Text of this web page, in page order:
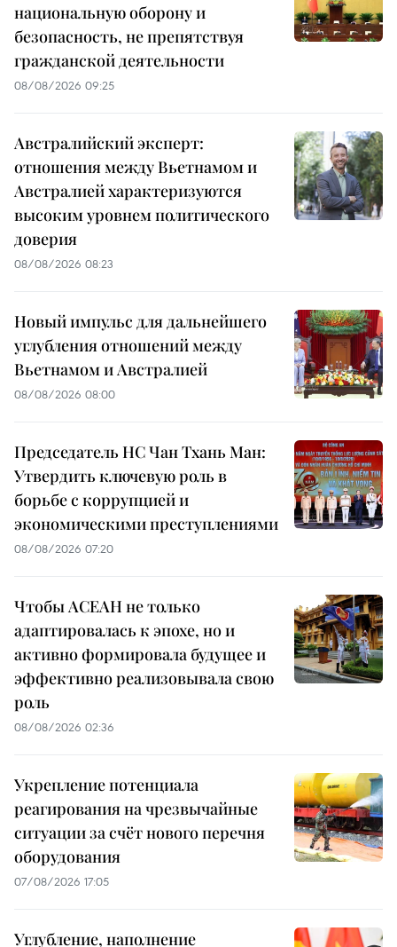
национальную оборону и
безопасность, не препятствуя
гражданской деятельности
08/08/2026 09:25
Австралийский эксперт:
отношения между Вьетнамом и
Австралией характеризуются
высоким уровнем политического
доверия
08/08/2026 08:23
Новый импульс для дальнейшего
углубления отношений между
Вьетнамом и Австралией
08/08/2026 08:00
Председатель НС Чан Тхань Ман:
Утвердить ключевую роль в
борьбе с коррупцией и
экономическими преступлениями
08/08/2026 07:20
Чтобы АСЕАН не только
адаптировалась к эпохе, но и
активно формировала будущее и
эффективно реализовывала свою
роль
08/08/2026 02:36
Укрепление потенциала
реагирования на чрезвычайные
ситуации за счёт нового перечня
оборудования
07/08/2026 17:05
Углубление, наполнение